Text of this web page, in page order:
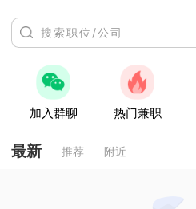
加入群聊 热门兼职
最新 推荐 附近